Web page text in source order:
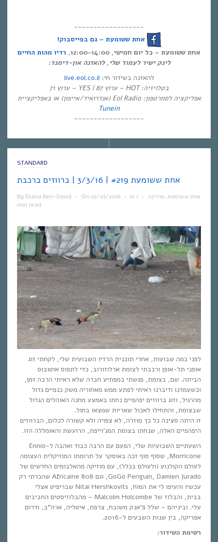
~~~~~~~~~~~~~~~~~~
אחת ששומעת – גם בפייסבוק!
אחת ששומעת – כל יום חמישי, 12:00-14:00,
רדיו מהות החיים
לינק ישיר לעמוד שלי, להאזנה און-דימנד:
להאזנה בשידור חי: live.eol.co.il
בטלויזיה: HOT – ערוץ 87 | YES – ערוץ 71
אפליקציה לסמרטפון: Eol Radio (אנדרואיד/אייפון) או באפליקציית
Tunein
~~~~~~~~~~~~~~~~~~
STANDARD
אחת ששומעת #219 | 3/3/16 | ברווזים ברכבת
By Eliana Ben-David • On 05/03/2016 • In אחת ששומעת, מוזיקה •
1
min read
לפני כמה שבועות, אחרי תוכנית הרדיו השבועית שלי, לקחתי זוג
אופני תל-אופן ורכבתי לצומת ארלוזורוב, כדי לתפוס אוטובוס
הביתה. שם, בצומת, פגשתי במפתיע חברה שלא ראיתי הרבה זמן,
וכשעמדנו ודיברנו ראיתי לפתע ממש מאחוריה משק כנפיים גדול
מהרגיל, וזוג ברווזים יפהפיים נחתו באמצע מחנה האוהלים הגדול
שבצומת, והתחילו לאכול שאריות שמצאו בחול.
זו היתה סצינה כל כך מוזרה, לא צפויה ולא קשורה לכלום, הברווזים
היפהפיים האלה, שנחתו בצומת המג’וייפת, הרועשת והאומללה הזו.
השעתיים השבועיות שלי, הפעם עם הרבה כבוד ואהבה ל-Ennio
Morricone, שסוף סוף זכה באוסקר על תרומתו המוזיקלית העצומה
לעולם הקולנוע (ולעולם בכלל), עם מוזיקה מהאלבומים החדשים של
GoGo Penguin, Damien Jurado, וגם Africaine 808 שהכרתי רק
עכשיו והעיפו לי את המוח, Nitai Hershkovits שבריפיט אצלי
בבית, והבלוז של Malcolm Holcombe – מהבלוזיסטים החביבים
עלי. וביניהם – שלל פ’אנק משובח, צרפת, איטליה, ארה”ב, ודרום
אפריקה, בין שנות השבעים ל-2016.
רשימת השידור: